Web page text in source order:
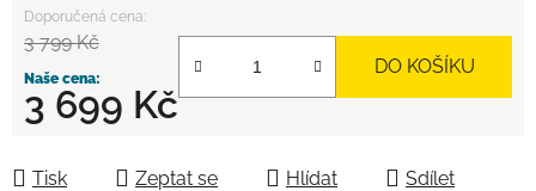
3 799 Kč
3 699 Kč
DO KOŠÍKU
Tisk Zeptat se Hlídat Sdílet